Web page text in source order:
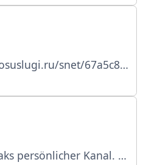
PR: +7 903 267 00 67 – Sasha +7 929 555 36 67 / @bezimenifamiliya – Sofia
@xenia_sobchak_bot. Werbung: ostrozhno.adv@gmail.com. Roskomnadzor-Liste: https://clck.ru/3RfEJn